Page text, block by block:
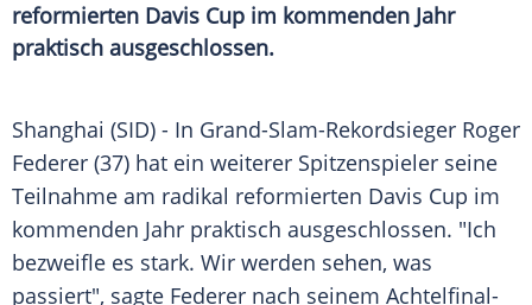
reformierten Davis Cup im kommenden Jahr
praktisch ausgeschlossen.
Shanghai (SID) - In Grand-Slam-Rekordsieger Roger
Federer (37) hat ein weiterer Spitzenspieler seine
Teilnahme am radikal reformierten Davis Cup im
kommenden Jahr praktisch ausgeschlossen. "Ich
bezweifle es stark. Wir werden sehen, was
passiert", sagte Federer nach seinem Achtelfinal-